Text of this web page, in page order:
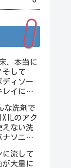
、本当に
そして
ディソー
レイにな
な洗剤で
のアク
えない洗
ナソニッ
に流して
が大量に